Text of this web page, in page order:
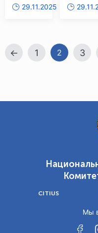
Олимпиады»
соревнований
29.11.2025
← 1 2 3
CITIUS
Мы